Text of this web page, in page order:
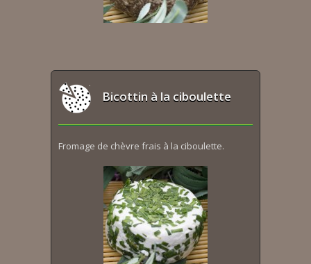
Bicottin à la ciboulette
Fromage de chèvre frais à la ciboulette.